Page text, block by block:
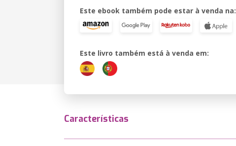
Este ebook também pode estar à venda na:
Este livro também está à venda em:
Características